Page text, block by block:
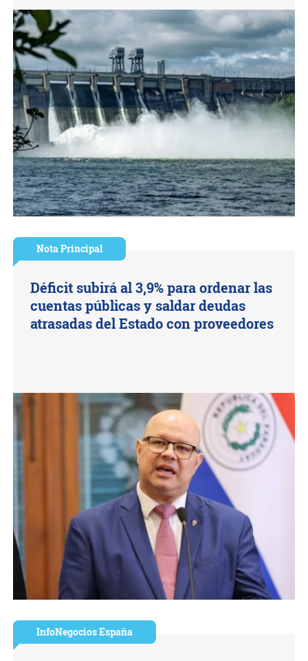
Nota Principal
Déficit subirá al 3,9% para ordenar las
cuentas públicas y saldar deudas
atrasadas del Estado con proveedores
InfoNegocios España